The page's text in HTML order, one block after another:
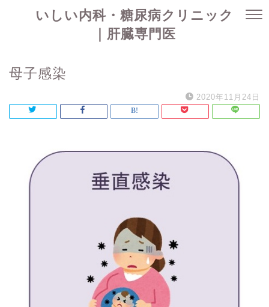
いしい内科・糖尿病クリニック
｜肝臓専門医
母子感染
2020年11月24日